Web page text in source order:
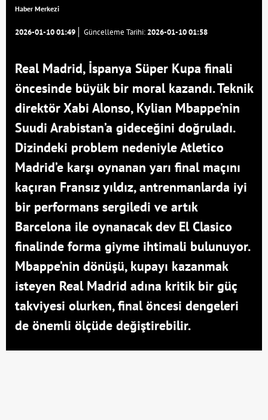
Haber Merkezi
2026-01-10 01:49 Güncelleme Tarihi:2026-01-10 01:58
Real Madrid, İspanya Süper Kupa finali
öncesinde büyük bir moral kazandı. Teknik
direktör Xabi Alonso, Kylian Mbappe’nin
Suudi Arabistan’a gideceğini doğruladı.
Dizindeki problem nedeniyle Atletico
Madrid’e karşı oynanan yarı final maçını
kaçıran Fransız yıldız, antrenmanlarda iyi
bir performans sergiledi ve artık
Barcelona ile oynanacak dev El Clasico
finalinde forma giyme ihtimali bulunuyor.
Mbappe’nin dönüşü, kupayı kazanmak
isteyen Real Madrid adına kritik bir güç
takviyesi olurken, final öncesi dengeleri
de önemli ölçüde değiştirebilir.